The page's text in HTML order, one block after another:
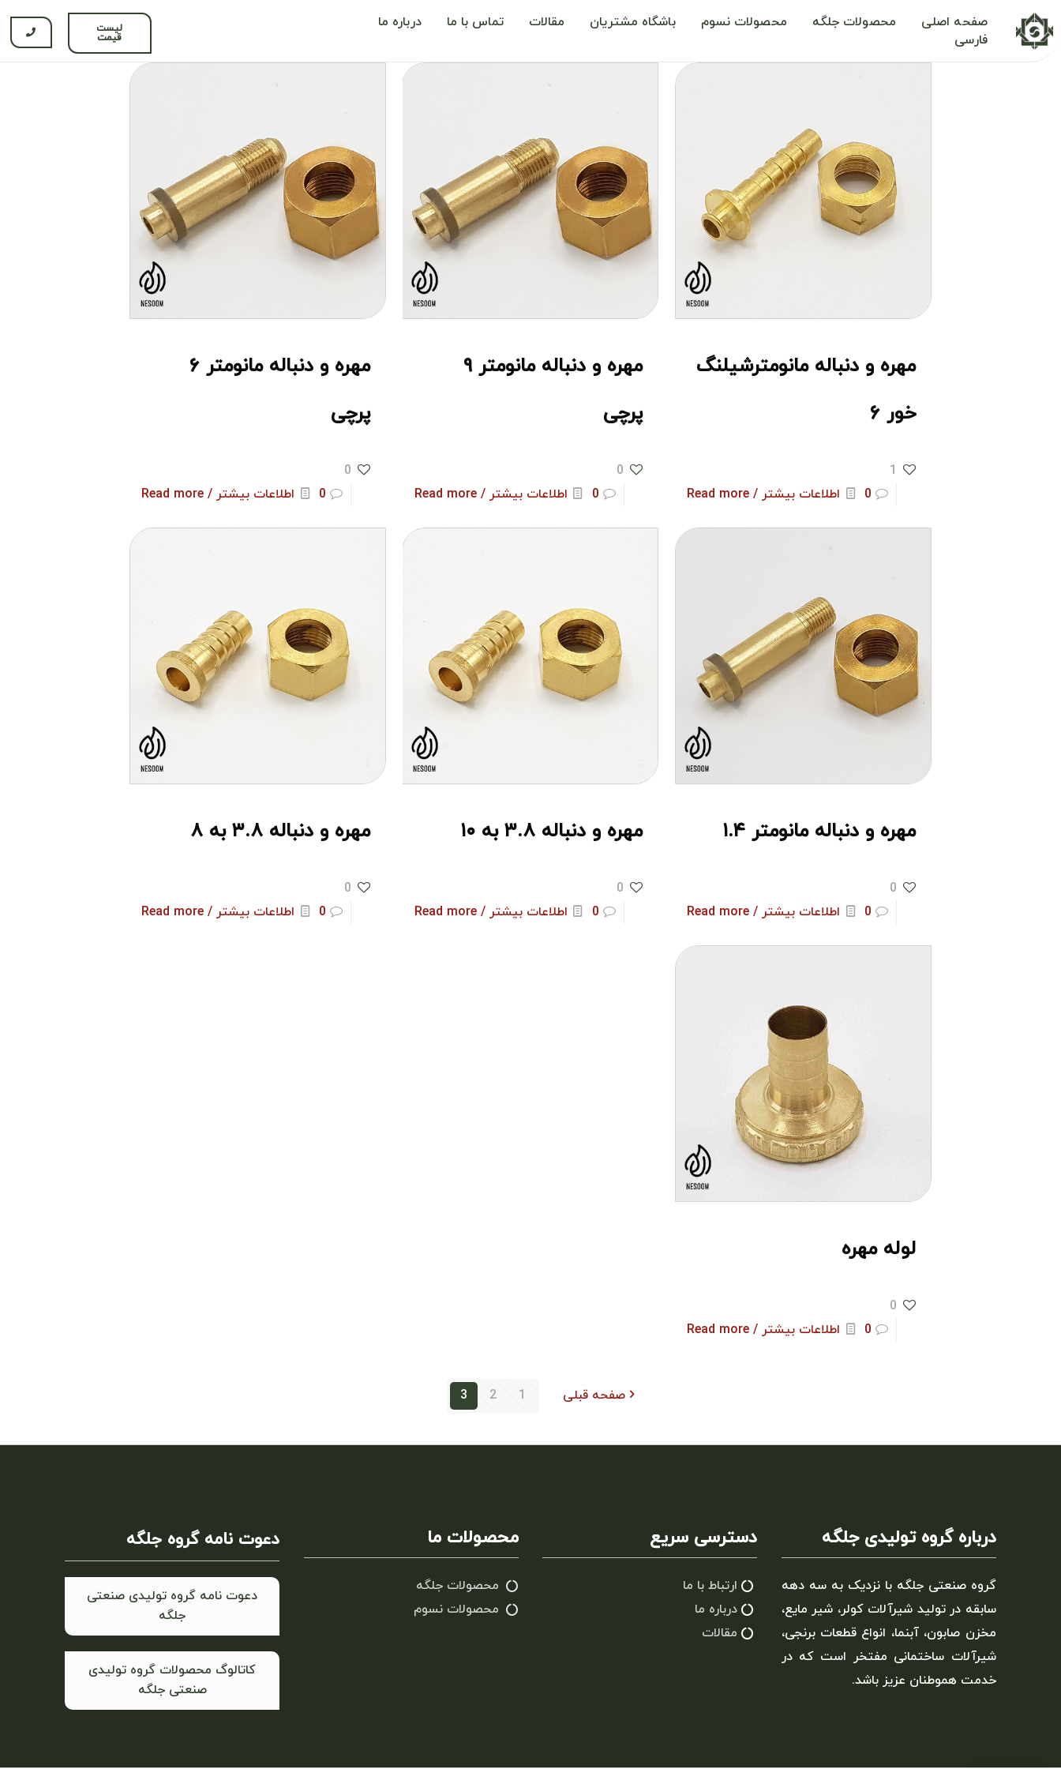
صفحه اصلی محصولات جلگه محصولات نسوم باشگاه مشتریان مقالات تماس با ما
درباره ما
فارسی
لیست
قیمت
مهره و دنباله مانومترشیلنگ
خور ۶
1
0
اطلاعات بیشتر / Read more
مهره و دنباله مانومتر ۹
پرچی
0
0
اطلاعات بیشتر / Read more
مهره و دنباله مانومتر ۶
پرچی
0
0
اطلاعات بیشتر / Read more
مهره و دنباله مانومتر ۱.۴
0
0
اطلاعات بیشتر / Read more
مهره و دنباله ۳.۸ به ۱۰
0
0
اطلاعات بیشتر / Read more
مهره و دنباله ۳.۸ به ۸
0
0
اطلاعات بیشتر / Read more
لوله مهره
0
0
اطلاعات بیشتر / Read more
صفحه قبلی 1
2
3
درباره گروه تولیدی جلگه
گروه صنعتی جلگه با نزدیک به سه دهه
سابقه در تولید شیرآلات کولر، شیر مایع،
مخزن صابون، آبنما، انواع قطعات برنجی،
شیرآلات ساختمانی مفتخر است که در
خدمت هموطنان عزیز باشد.
دسترسی سریع
ارتباط با ما
درباره ما
مقالات
محصولات ما
محصولات جلگه
محصولات نسوم
دعوت نامه گروه جلگه
دعوت نامه گروه تولیدی صنعتی
جلگه
کاتالوگ محصولات گروه تولیدی
صنعتی جلگه